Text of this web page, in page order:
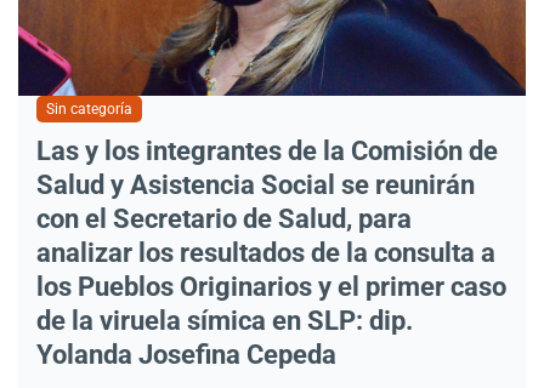
Sin categoría
Las y los integrantes de la Comisión de
Salud y Asistencia Social se reunirán
con el Secretario de Salud, para
analizar los resultados de la consulta a
los Pueblos Originarios y el primer caso
de la viruela símica en SLP: dip.
Yolanda Josefina Cepeda